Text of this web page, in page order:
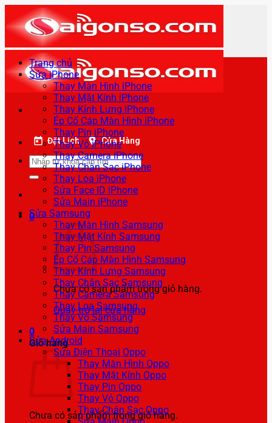
qua
nội
dung
Đặt Lịch Cửa Hàng
Tìm
kiếm:
0
Chưa có sản phẩm trong giỏ hàng.
Quay trở lại cửa hàng
0
Giỏ hàng
Chưa có sản phẩm trong giỏ hàng.
Trang chủ
Sửa iPhone
Thay Màn Hình iPhone
Thay Mặt Kính iPhone
Thay Kính Lưng iPhone
Ép Cổ Cáp Màn Hình iPhone
Thay Pin iPhone
Thay Vỏ iPhone
Thay Camera iPhone
Thay Chân Sạc iPhone
Thay Loa iPhone
Sửa Face ID iPhone
Sửa Main iPhone
Sửa Samsung
Thay Màn Hình Samsung
Thay Mặt Kính Samsung
Thay Pin Samsung
Ép Cổ Cáp Màn Hình Samsung
Thay Kính Lưng Samsung
Thay Chân Sạc Samsung
Thay Camera Samsung
Thay Loa Samsung
Thay Vỏ Samsung
Sửa Main Samsung
Sửa Android
Sửa Điện Thoại Oppo
Thay Màn Hình Oppo
Thay Mặt Kính Oppo
Thay Pin Oppo
Thay Vỏ Oppo
Thay Chân Sạc Oppo